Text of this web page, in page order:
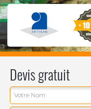
Devis gratuit